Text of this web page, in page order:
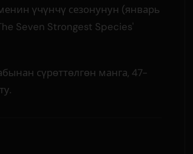
үчүнчү сезонунун (январь
Seven Strongest Species'
сүрөттөлгөн манга, 47-